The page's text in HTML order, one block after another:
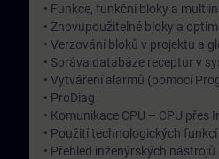
• Funkce, funkční bloky a
• Znovupoužitelné bloky a
• Verzování bloků v projektu a
• Správa databáze receptur v
• Vytváření alarmů (pomocí
• ProDiag
• Komunikace CPU – CPU přes
• Použití technologických
• Přehled inženýrských